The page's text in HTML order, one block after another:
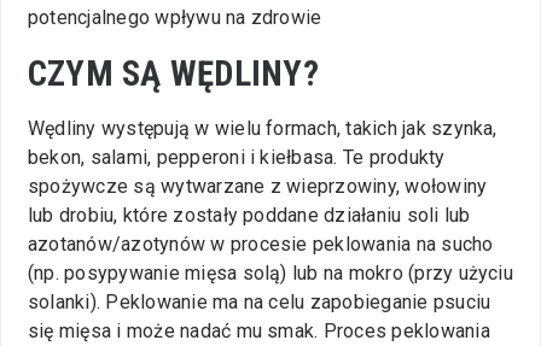
potencjalnego wpływu na zdrowie
CZYM SĄ WĘDLINY?
Wędliny występują w wielu formach, takich jak szynka,
bekon, salami, pepperoni i kiełbasa. Te produkty
spożywcze są wytwarzane z wieprzowiny, wołowiny
lub drobiu, które zostały poddane działaniu soli lub
azotanów/azotynów w procesie peklowania na sucho
(np. posypywanie mięsa solą) lub na mokro (przy użyciu
solanki). Peklowanie ma na celu zapobieganie psuciu
się mięsa i może nadać mu smak. Proces peklowania